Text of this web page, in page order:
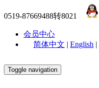
0519-87669488转8021
会员中心
简体中文 | English |
Toggle navigation